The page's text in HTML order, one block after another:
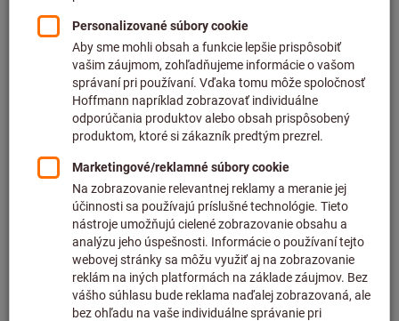
prihlásení.
Do nákupného košíka
Predpokladaný čas dodania: 2 – 3 týždne
Upozorňujeme, že dodacia lehota a obmedzená rada:
Túto položku pre Vás objednávame priamo od výrobcu,
pretože nie je súčasťou nášho hlavného sortimentu, a
preto ju nemáme na sklade.
Informácie